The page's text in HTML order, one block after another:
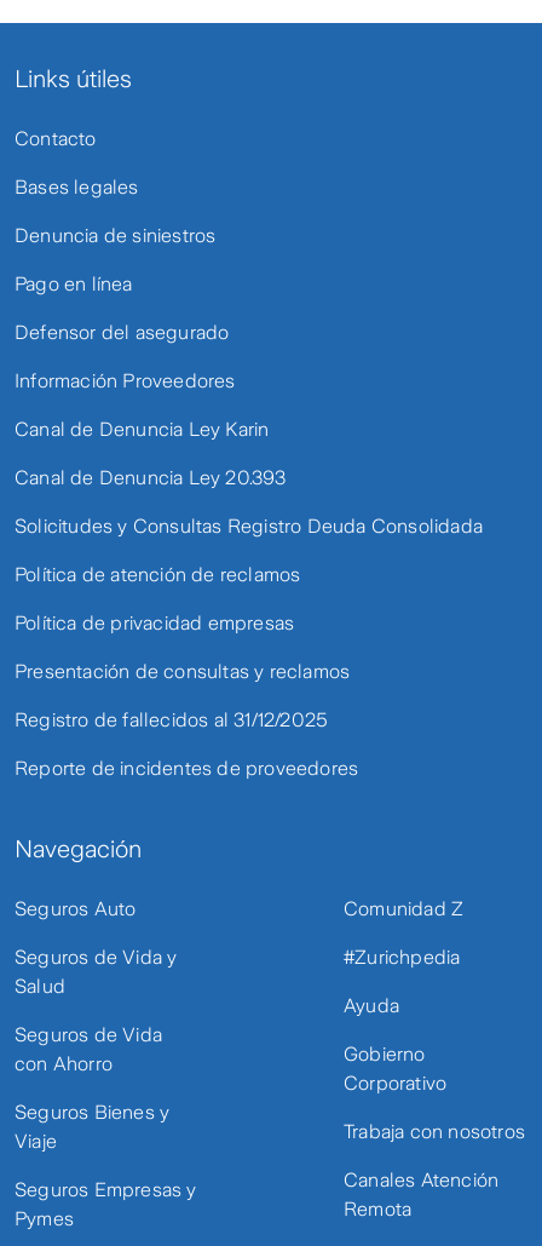
Links útiles
Contacto
Bases legales
Denuncia de siniestros
Pago en línea
Defensor del asegurado
Información Proveedores
Canal de Denuncia Ley Karin
Canal de Denuncia Ley 20.393
Solicitudes y Consultas Registro Deuda Consolidada
Política de atención de reclamos
Política de privacidad empresas
Presentación de consultas y reclamos
Registro de fallecidos al 31/12/2025
Reporte de incidentes de proveedores
Navegación
Seguros Auto
Seguros de Vida y
Salud
Seguros de Vida
con Ahorro
Seguros Bienes y
Viaje
Seguros Empresas y
Pymes
Comunidad Z
#Zurichpedia
Ayuda
Gobierno
Corporativo
Trabaja con nosotros
Canales Atención
Remota